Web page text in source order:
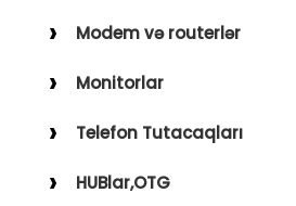
Modem və routerlər
Monitorlar
Telefon Tutacaqları
HUBlar,OTG